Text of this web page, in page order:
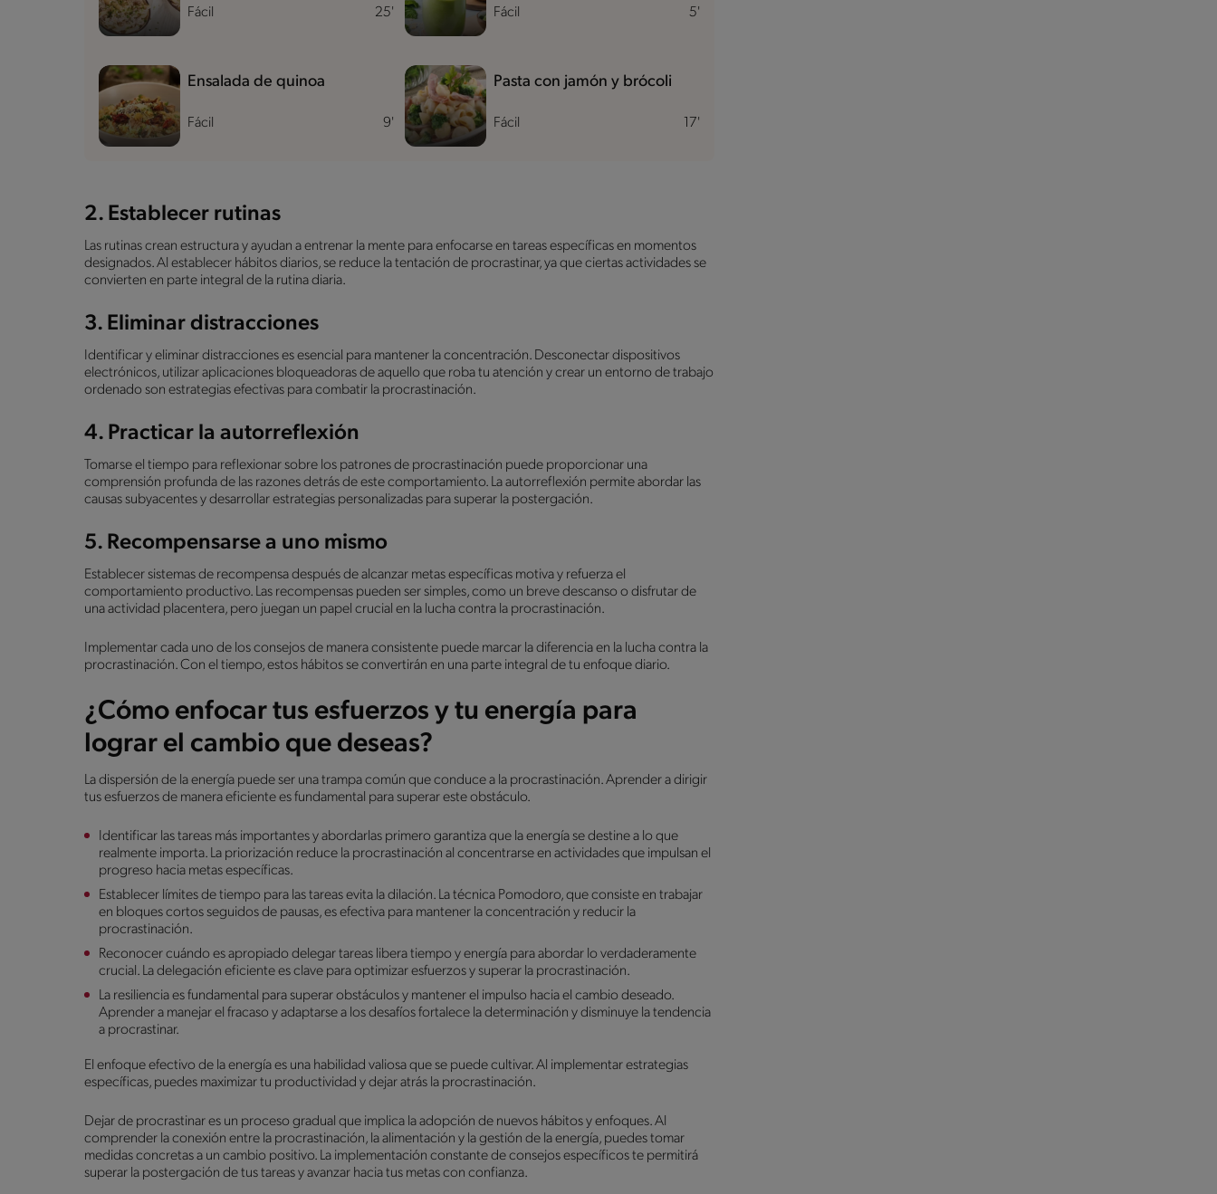
Fácil 25' Fácil 5'
Fácil 9'
Ensalada de quinoa
Fácil 17'
Pasta con jamón y brócoli
2. Establecer rutinas
Las rutinas crean estructura y ayudan a entrenar la mente para enfocarse en tareas específicas en momentos
designados. Al establecer hábitos diarios, se reduce la tentación de procrastinar, ya que ciertas actividades se
convierten en parte integral de la rutina diaria.
3. Eliminar distracciones
Identificar y eliminar distracciones es esencial para mantener la concentración. Desconectar dispositivos
electrónicos, utilizar aplicaciones bloqueadoras de aquello que roba tu atención y crear un entorno de trabajo
ordenado son estrategias efectivas para combatir la procrastinación.
4. Practicar la autorreflexión
Tomarse el tiempo para reflexionar sobre los patrones de procrastinación puede proporcionar una
comprensión profunda de las razones detrás de este comportamiento. La autorreflexión permite abordar las
causas subyacentes y desarrollar estrategias personalizadas para superar la postergación.
5. Recompensarse a uno mismo
Establecer sistemas de recompensa después de alcanzar metas específicas motiva y refuerza el
comportamiento productivo. Las recompensas pueden ser simples, como un breve descanso o disfrutar de
una actividad placentera, pero juegan un papel crucial en la lucha contra la procrastinación.
Implementar cada uno de los consejos de manera consistente puede marcar la diferencia en la lucha contra la
procrastinación. Con el tiempo, estos hábitos se convertirán en una parte integral de tu enfoque diario.
¿Cómo enfocar tus esfuerzos y tu energía para
lograr el cambio que deseas?
La dispersión de la energía puede ser una trampa común que conduce a la procrastinación. Aprender a dirigir
tus esfuerzos de manera eficiente es fundamental para superar este obstáculo.
Identificar las tareas más importantes y abordarlas primero garantiza que la energía se destine a lo que
realmente importa. La priorización reduce la procrastinación al concentrarse en actividades que impulsan el
progreso hacia metas específicas.
Establecer límites de tiempo para las tareas evita la dilación. La técnica Pomodoro, que consiste en trabajar
en bloques cortos seguidos de pausas, es efectiva para mantener la concentración y reducir la
procrastinación.
Reconocer cuándo es apropiado delegar tareas libera tiempo y energía para abordar lo verdaderamente
crucial. La delegación eficiente es clave para optimizar esfuerzos y superar la procrastinación.
La resiliencia es fundamental para superar obstáculos y mantener el impulso hacia el cambio deseado.
Aprender a manejar el fracaso y adaptarse a los desafíos fortalece la determinación y disminuye la tendencia
a procrastinar.
El enfoque efectivo de la energía es una habilidad valiosa que se puede cultivar. Al implementar estrategias
específicas, puedes maximizar tu productividad y dejar atrás la procrastinación.
Dejar de procrastinar es un proceso gradual que implica la adopción de nuevos hábitos y enfoques. Al
comprender la conexión entre la procrastinación, la alimentación y la gestión de la energía, puedes tomar
medidas concretas a un cambio positivo. La implementación constante de consejos específicos te permitirá
superar la postergación de tus tareas y avanzar hacia tus metas con confianza.